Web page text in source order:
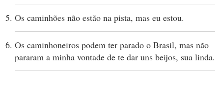
Os caminhões não estão na pista, mas eu estou.
Os caminhoneiros podem ter parado o Brasil, mas não
pararam a minha vontade de te dar uns beijos, sua linda.